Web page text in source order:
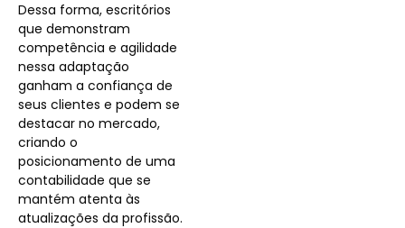
Dessa forma, escritórios
que demonstram
competência e agilidade
nessa adaptação
ganham a confiança de
seus clientes e podem se
destacar no mercado,
criando o
posicionamento de uma
contabilidade que se
mantém atenta às
atualizações da profissão.